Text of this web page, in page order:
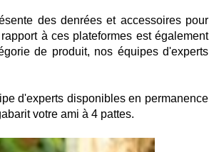
des denrées et accessoires pour
à ces plateformes est également
de produit, nos équipes d'experts
d'experts disponibles en permanence
votre ami à 4 pattes.